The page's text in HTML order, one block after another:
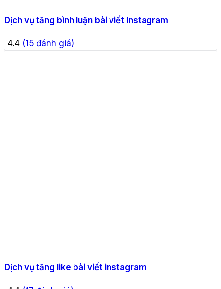
Dịch vụ tăng bình luận bài viết Instagram
4.4 (15 đánh giá)
Dịch vụ tăng like bài viết instagram